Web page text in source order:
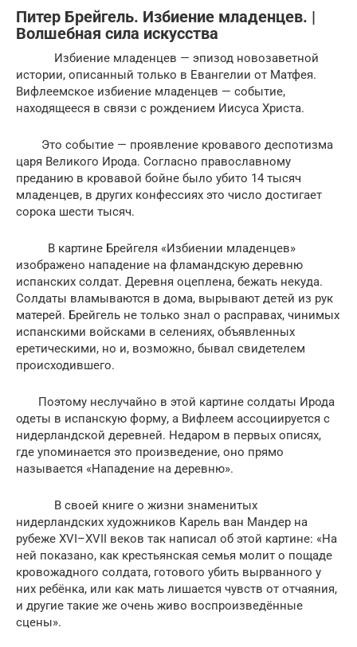
Питер Брейгель. Избиение младенцев. |
Волшебная сила искусства
Избиение младенцев — эпизод новозаветной
истории, описанный только в Евангелии от Матфея.
Вифлеемское избиение младенцев — событие,
находящееся в связи с рождением Иисуса Христа.
Это событие — проявление кровавого деспотизма
царя Великого Ирода. Согласно православному
преданию в кровавой бойне было убито 14 тысяч
младенцев, в других конфессиях это число достигает
сорока шести тысяч.
В картине Брейгеля «Избиении младенцев»
изображено нападение на фламандскую деревню
испанских солдат. Деревня оцеплена, бежать некуда.
Солдаты вламываются в дома, вырывают детей из рук
матерей. Брейгель не только знал о расправах, чинимых
испанскими войсками в селениях, объявленных
еретическими, но и, возможно, бывал свидетелем
происходившего.
Поэтому неслучайно в этой картине солдаты Ирода
одеты в испанскую форму, а Вифлеем ассоциируется с
нидерландской деревней. Недаром в первых описях,
где упоминается это произведение, оно прямо
называется «Нападение на деревню».
В своей книге о жизни знаменитых
нидерландских художников Карель ван Мандер на
рубеже XVI–XVII веков так написал об этой картине: «На
ней показано, как крестьянская семья молит о пощаде
кровожадного солдата, готового убить вырванного у
них ребёнка, или как мать лишается чувств от отчаяния,
и другие такие же очень живо воспроизведённые
сцены».